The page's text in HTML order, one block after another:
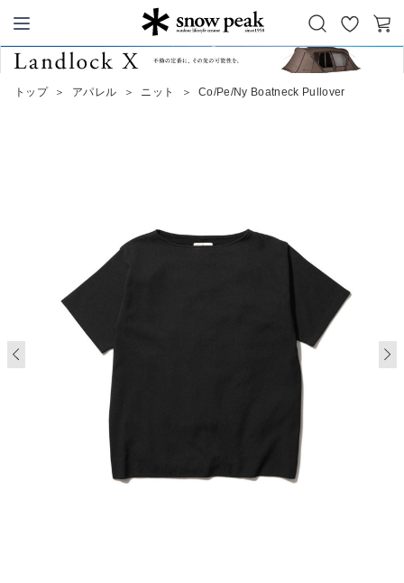
Snow Peak
お
気
カ
トップ ＞ アパレル ＞ ニット ＞ Co/Pe/Ny Boatneck Pullover